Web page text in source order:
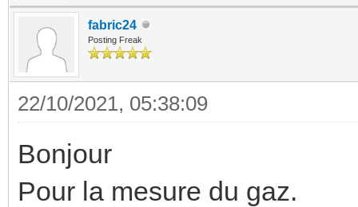
fabric24
Posting Freak
22/10/2021, 05:38:09
Bonjour
Pour la mesure du gaz.